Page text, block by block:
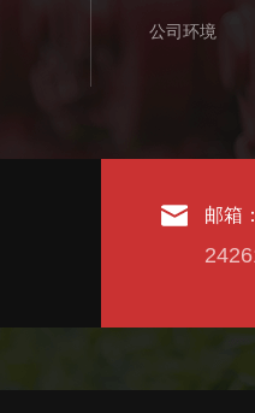
公司环境
邮箱：